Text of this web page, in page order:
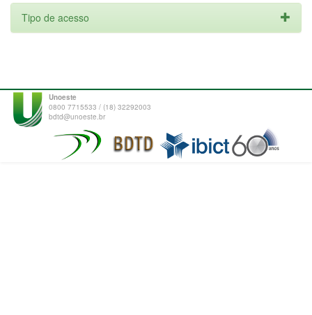
Tipo de acesso
Unoeste
0800 7715533 / (18) 32292003
bdtd@unoeste.br